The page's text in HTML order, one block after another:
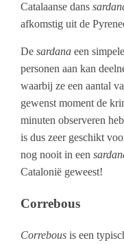
Catalaanse dans
afkomstig uit de
De sardana een
personen aan kan
waarbij ze een aantal
gewenst moment de
minuten observeren
is dus zeer geschikt
nog nooit in een
Catalonië geweest!
Correbous
Correbous is een